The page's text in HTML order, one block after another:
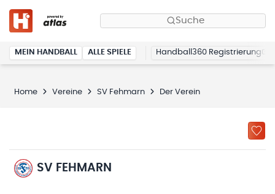
Suche
MEIN HANDBALL ALLE SPIELE Handball360 Registrierung
Home Vereine SV Fehmarn Der Verein
SV FEHMARN